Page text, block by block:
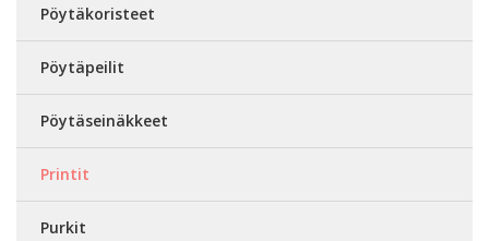
Pöytäkoristeet
Pöytäpeilit
Pöytäseinäkkeet
Printit
Purkit